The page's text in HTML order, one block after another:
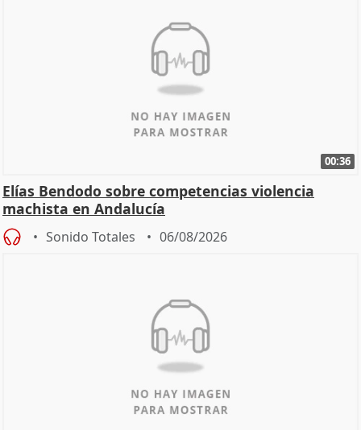
00:36
Elías Bendodo sobre competencias violencia
machista en Andalucía
Sonido Totales 06/08/2026